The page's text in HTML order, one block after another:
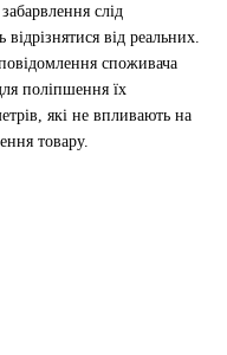
слід
від реальних.
споживача
поліпшення їх
які не впливають на
товару.